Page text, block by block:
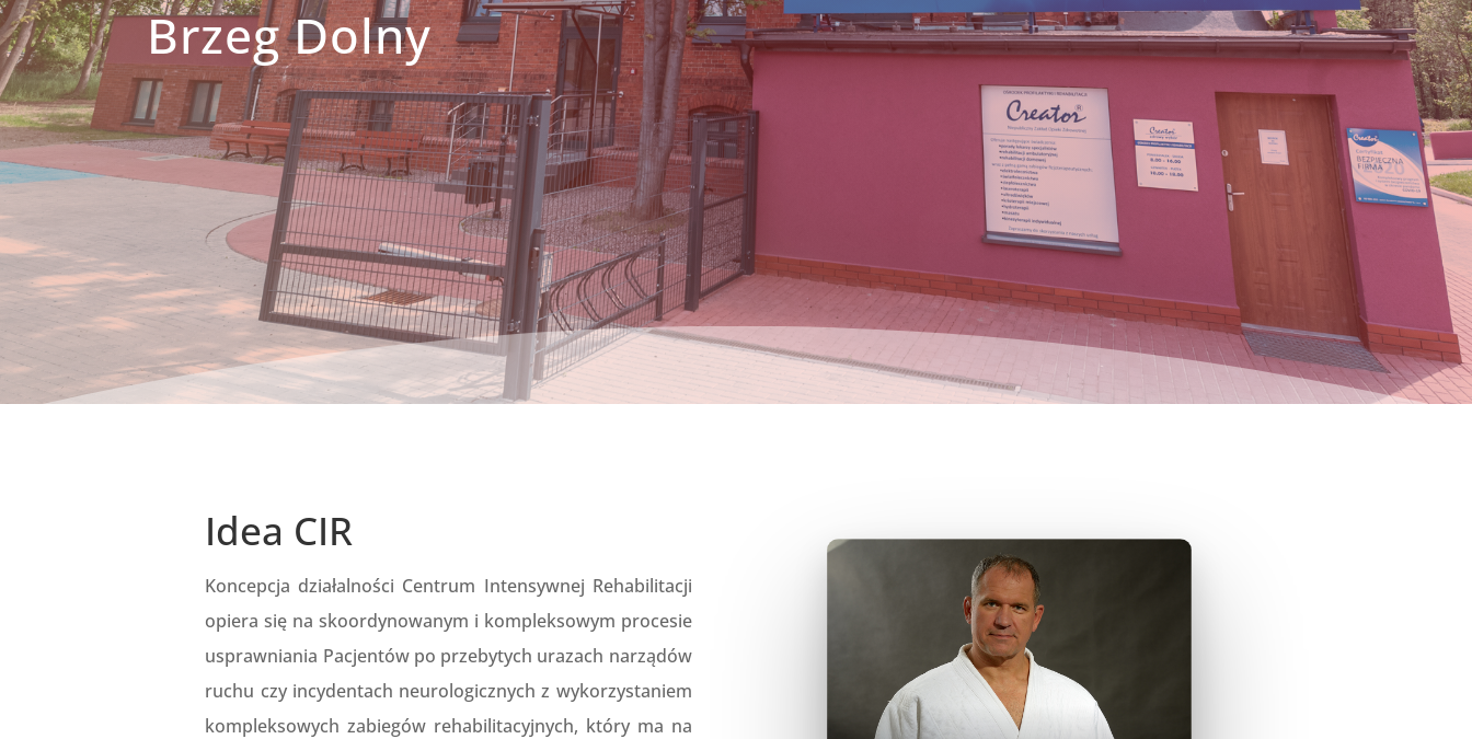
Brzeg Dolny
Idea CIR
Koncepcja działalności Centrum Intensywnej Rehabilitacji
opiera się na skoordynowanym i kompleksowym procesie
usprawniania Pacjentów po przebytych urazach narządów
ruchu czy incydentach neurologicznych z wykorzystaniem
kompleksowych zabiegów rehabilitacyjnych, który ma na